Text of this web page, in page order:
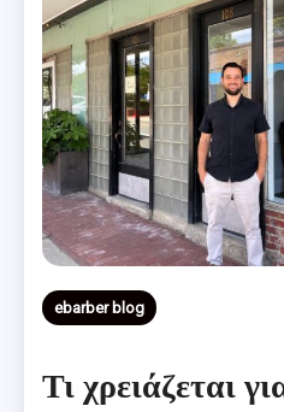
ebarber blog
Τι χρειάζεται